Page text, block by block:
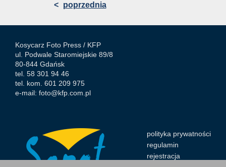
< poprzednia
Kosycarz Foto Press / KFP
ul. Podwale Staromiejskie 89/8
80-844 Gdańsk
tel. 58 301 94 46
tel. kom. 601 209 975
e-mail: foto@kfp.com.pl
polityka prywatności
regulamin
rejestracja